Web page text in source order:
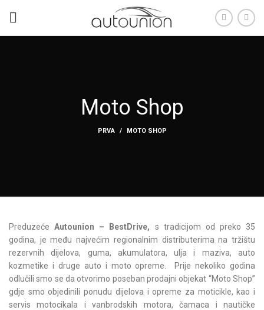
Moto Shop
PRVA MOTO SHOP
PreduzećeAutounion – BestDrive, s tradicijom od preko 35
godina, je među najvećim regionalnim distributerima na tržištu
rezervnih dijelova, guma, akumulatora, ulja i maziva, auto
kozmetike i druge auto i moto opreme. Prije nekoliko godina
odlučili smo se da otvorimo poseban prodajni objekat “Moto Shop”
gdje smo objedinili ponudu dijelova i opreme za moticikle, kao i
servis motocikala i vanbrodskih motora, čamaca i nautičke